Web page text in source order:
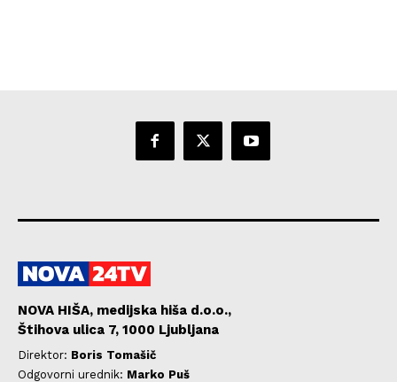
NOVA HIŠA, medijska hiša d.o.o.,
Štihova ulica 7, 1000 Ljubljana
Direktor: Boris Tomašič
Odgovorni urednik: Marko Puš